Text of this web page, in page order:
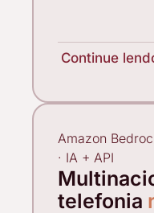
Continue
Amazon
· IA + API
telefonia